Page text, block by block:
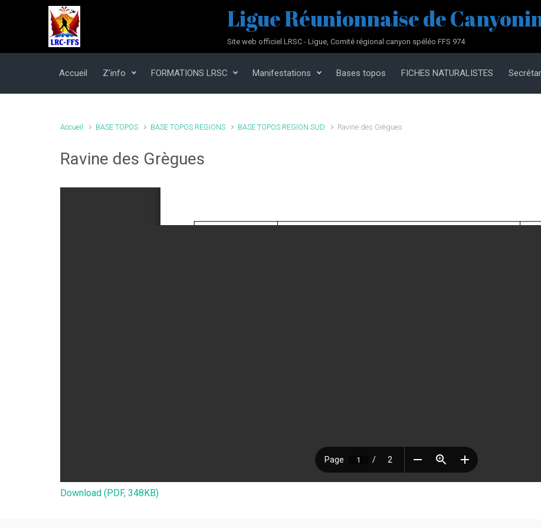
Skip to main content Ligue Réunionnaise de
Site web officiel LRSC - Ligue, Comité régional canyon spéléo FFS 974
Accueil Z'info FORMATIONS LRSC Manifestations Bases topos FICHES NATURALISTES
Accueil BASE TOPOS BASE TOPOS REGIONS BASE TOPOS REGION SUD Ravine des Grègues
Ravine des Grègues
Download (PDF, 348KB)